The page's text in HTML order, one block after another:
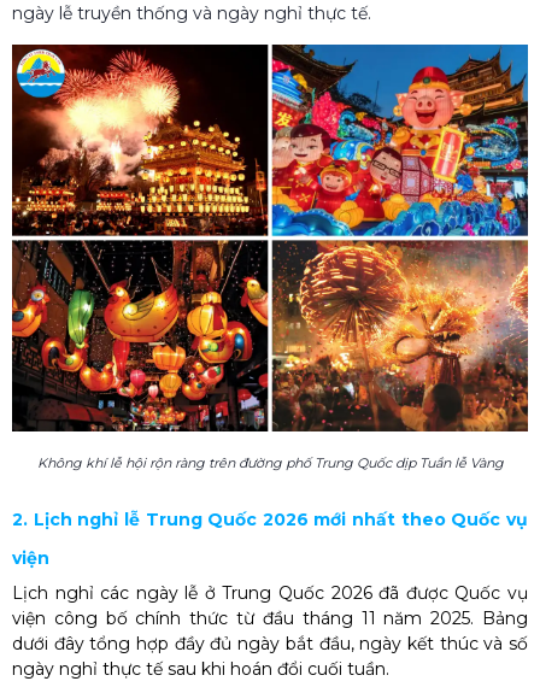
ngày lễ truyền thống và ngày nghỉ thực tế.
Không khí lễ hội rộn ràng trên đường phố Trung Quốc dịp Tuần lễ Vàng
2. Lịch nghỉ lễ Trung Quốc 2026 mới nhất theo Quốc vụ
viện
Lịch nghỉ các ngày lễ ở Trung Quốc 2026 đã được Quốc vụ
viện công bố chính thức từ đầu tháng 11 năm 2025. Bảng
dưới đây tổng hợp đầy đủ ngày bắt đầu, ngày kết thúc và số
ngày nghỉ thực tế sau khi hoán đổi cuối tuần.